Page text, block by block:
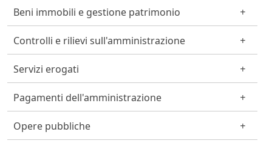
Beni immobili e gestione patrimonio
Controlli e rilievi sull'amministrazione
Servizi erogati
Pagamenti dell'amministrazione
Opere pubbliche